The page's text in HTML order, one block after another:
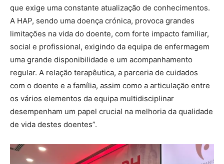
que exige uma constante atualização de conhecimentos.
A HAP, sendo uma doença crónica, provoca grandes
limitações na vida do doente, com forte impacto familiar,
social e profissional, exigindo da equipa de enfermagem
uma grande disponibilidade e um acompanhamento
regular. A relação terapêutica, a parceria de cuidados
com o doente e a família, assim como a articulação entre
os vários elementos da equipa multidisciplinar
desempenham um papel crucial na melhoria da qualidade
de vida destes doentes”.